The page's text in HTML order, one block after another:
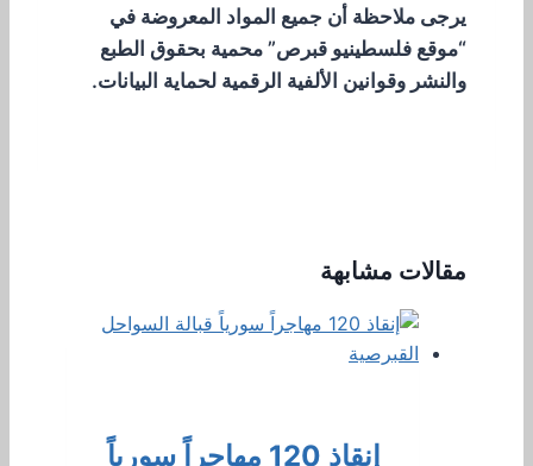
يرجى ملاحظة أن جميع المواد المعروضة في
“موقع فلسطينيو قبرص” محمية بحقوق الطبع
والنشر وقوانين الألفية الرقمية لحماية البيانات.
مقالات مشابهة
إنقاذ 120 مهاجراً سورياً